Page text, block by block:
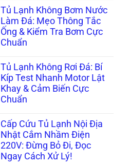
Chuẩn
Căn
Chỉnh
Bản
Lề
&
Gioăng
Cực
Samsung
Family
Hub
Bị
Đơ,
Tối
Đen?
Reset
Cấp
Tốc
Trị
Dứt
Điểm
bình
luận
ở
Tủ
Lạnh
Side-
Side
Kẹt
Đá,
Rỉ
Nước
Ra
Mẹo
Tháo
Cụm
Đổ
Đá
Vệ
Sinh
Tủ Lạnh Không Bơm Nước
Làm Đá: Mẹo Thông Tắc
Ống & Kiểm Tra Bơm Cực
Chuẩn
bình
luận
ở
Tủ
Lạnh
Không
Nước
Làm
Đá:
Mẹo
Thông
Tắc
Ống
Tủ Lạnh Không Rơi Đá: Bí
Kíp Test Nhanh Motor Lật
Khay & Cảm Biến Cực
Chuẩn
bình
luận
ở
Tủ
Lạnh
Không
Cấp Cứu Tủ Lạnh Nội Địa
Nhật Cắm Nhầm Điện
220V: Đừng Bỏ Đi, Đọc
Ngay Cách Xử Lý!